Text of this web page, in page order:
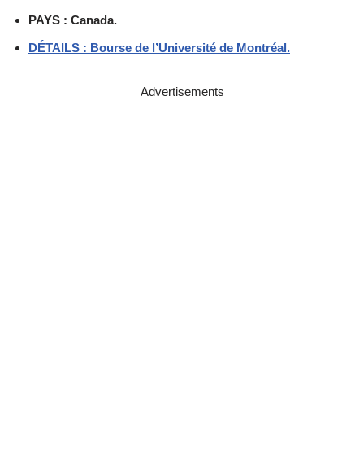
PAYS : Canada.
DÉTAILS : Bourse de l’Université de Montréal.
Advertisements